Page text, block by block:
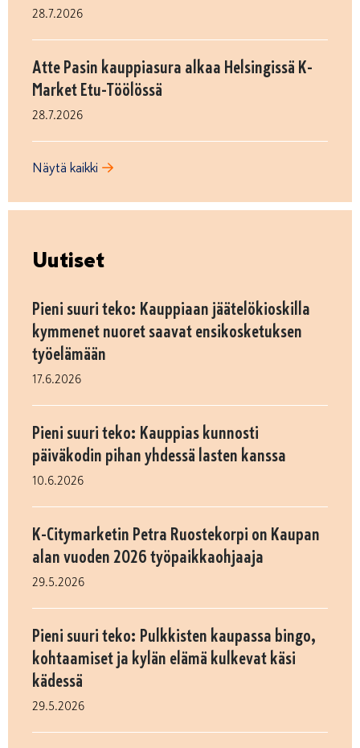
28.7.2026
Atte Pasin kauppiasura alkaa Helsingissä K-
Market Etu-Töölössä
28.7.2026
Näytä kaikki
Uutiset
Pieni suuri teko: Kauppiaan jäätelökioskilla
kymmenet nuoret saavat ensikosketuksen
työelämään
17.6.2026
Pieni suuri teko: Kauppias kunnosti
päiväkodin pihan yhdessä lasten kanssa
10.6.2026
K-Citymarketin Petra Ruostekorpi on Kaupan
alan vuoden 2026 työpaikkaohjaaja
29.5.2026
Pieni suuri teko: Pulkkisten kaupassa bingo,
kohtaamiset ja kylän elämä kulkevat käsi
kädessä
29.5.2026